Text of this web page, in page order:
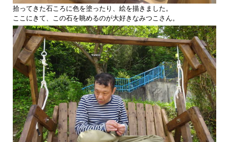
拾ってきた石ころに色を塗ったり、絵を描きました。
ここにきて、この石を眺めるのが大好きなみつこさん。